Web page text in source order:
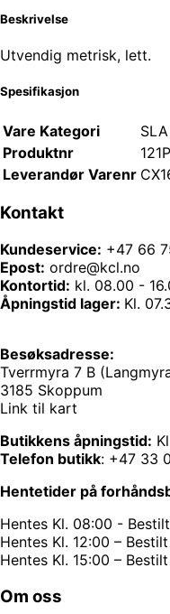
Beskrivelse
Utvendig metrisk, lett.
Spesifikasjon
Vare Kategori
SLA
Produktnr
Leverandør Varenr
Kontakt
Kundeservice: +47 66
Epost: ordre@kcl.no
Kontortid: kl. 08.00 -
Åpningstid lager: Kl.
Besøksadresse:
Tverrmyra 7 B
3185 Skoppum
Link til kart
Butikkens åpningstid:
Telefon butikk: +47 33
Hentetider på
Hentes Kl. 08:00 -
Hentes Kl. 12:00 –
Hentes Kl. 15:00 –
Om oss